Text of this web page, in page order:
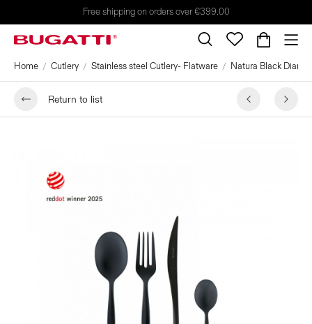
Free shipping on orders over €399.00
Home Cutlery Stainless steel Cutlery- Flatware Natura Black
Return to list